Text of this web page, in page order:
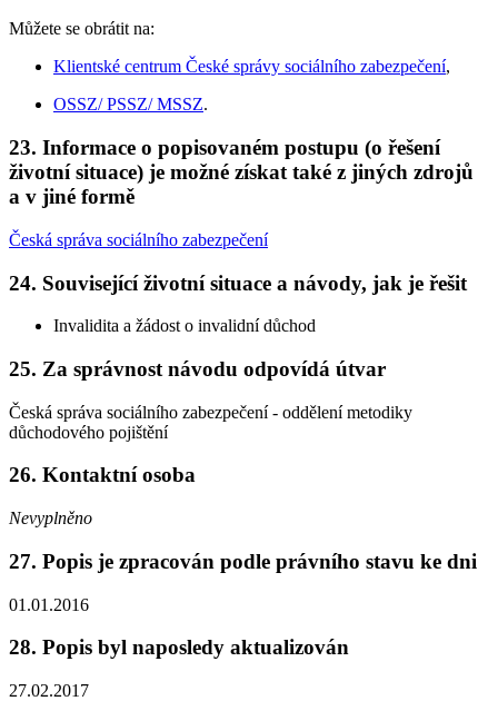
Můžete se obrátit na:
Klientské centrum České správy sociálního zabezpečení,
OSSZ/ PSSZ/ MSSZ.
23. Informace o popisovaném postupu (o řešení
životní situace) je možné získat také z jiných zdrojů
a v jiné formě
Česká správa sociálního zabezpečení
24. Související životní situace a návody, jak je řešit
Invalidita a žádost o invalidní důchod
25. Za správnost návodu odpovídá útvar
Česká správa sociálního zabezpečení - oddělení metodiky
důchodového pojištění
26. Kontaktní osoba
Nevyplněno
27. Popis je zpracován podle právního stavu ke dni
01.01.2016
28. Popis byl naposledy aktualizován
27.02.2017